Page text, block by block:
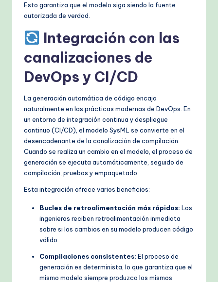
Esto garantiza que el modelo siga siendo la fuente
autorizada de verdad.
Integración con las
canalizaciones de
DevOps y CI/CD
La generación automática de código encaja
naturalmente en las prácticas modernas de DevOps. En
un entorno de integración continua y despliegue
continuo (CI/CD), el modelo SysML se convierte en el
desencadenante de la canalización de compilación.
Cuando se realiza un cambio en el modelo, el proceso de
generación se ejecuta automáticamente, seguido de
compilación, pruebas y empaquetado.
Esta integración ofrece varios beneficios:
Bucles de retroalimentación más rápidos: Los
ingenieros reciben retroalimentación inmediata
sobre si los cambios en su modelo producen código
válido.
Compilaciones consistentes: El proceso de
generación es determinista, lo que garantiza que el
mismo modelo siempre produzca los mismos